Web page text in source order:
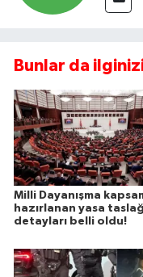
Bunlar da
Milli Dayanışma
hazırlanan yasa
detayları belli oldu!